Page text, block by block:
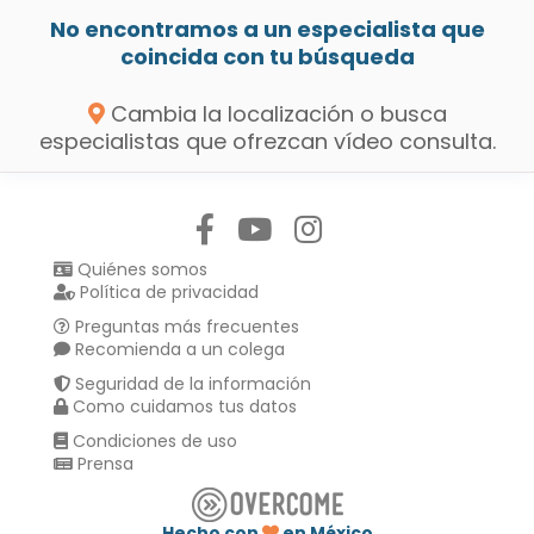
No encontramos a un especialista que
coincida con tu búsqueda
Cambia la localización o busca
especialistas que ofrezcan vídeo consulta.
Quiénes somos
Política de privacidad
Preguntas más frecuentes
Recomienda a un colega
Seguridad de la información
Como cuidamos tus datos
Condiciones de uso
Prensa